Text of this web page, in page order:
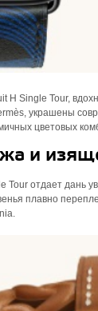
H Single Tour,
украшены
цветовых
и
Tour отдает дань
плавно